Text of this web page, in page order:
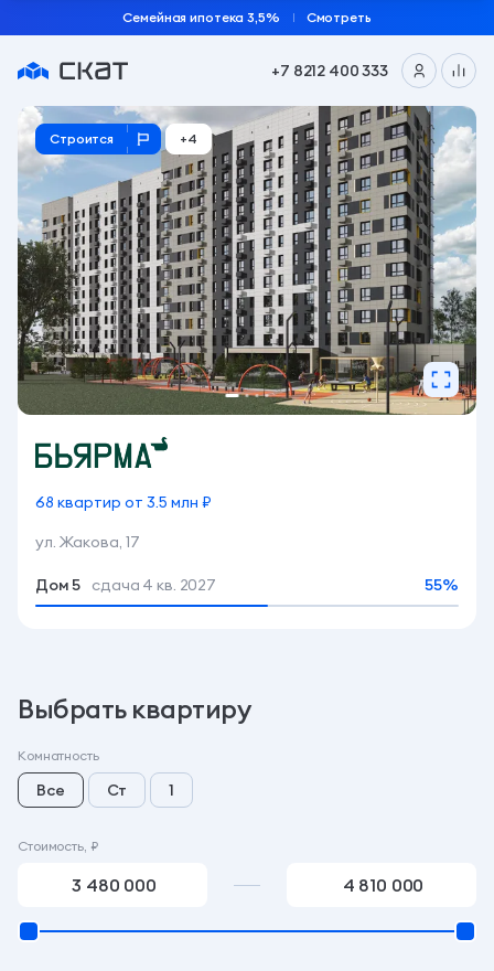
Семейная ипотека 3,5% Смотреть
+7 8212 400 333
Проект Бьярма. Новостройки Сыктывкара - СКАТ
Строится +4
ул. Жакова, 17
68 квартир от 3.5 млн ₽
Дом 5 сдача 4 кв. 2027 55%
Выбрать квартиру
Комнатность
Все Ст 1
Стоимость, ₽
Особенности
Планировки
Ипотека
Вид квартир
Ход строительства